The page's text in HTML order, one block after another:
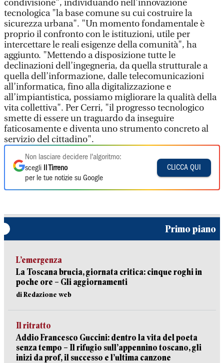
condivisione", individuando nell’innovazione
tecnologica "la base comune su cui costruire la
sicurezza urbana". "Un momento fondamentale è
proprio il confronto con le istituzioni, utile per
intercettare le reali esigenze della comunità", ha
aggiunto. "Mettendo a disposizione tutte le
declinazioni dell’ingegneria, da quella strutturale a
quella dell’informazione, dalle telecomunicazioni
all’informatica, fino alla digitalizzazione e
all’impiantistica, possiamo migliorare la qualità della
vita collettiva". Per Cerri, "il progresso tecnologico
smette di essere un traguardo da inseguire
faticosamente e diventa uno strumento concreto al
servizio del cittadino".
Non lasciare decidere l'algoritmo:
scegli
Il Tirreno
per le tue notizie su Google
CLICCA QUI
Primo piano
L’emergenza
La Toscana brucia, giornata critica: cinque roghi in
poche ore – Gli aggiornamenti
di Redazione web
Il ritratto
Addio Francesco Guccini: dentro la vita del poeta
senza tempo – Il rifugio sull’appennino toscano, gli
inizi da prof, il successo e l’ultima canzone